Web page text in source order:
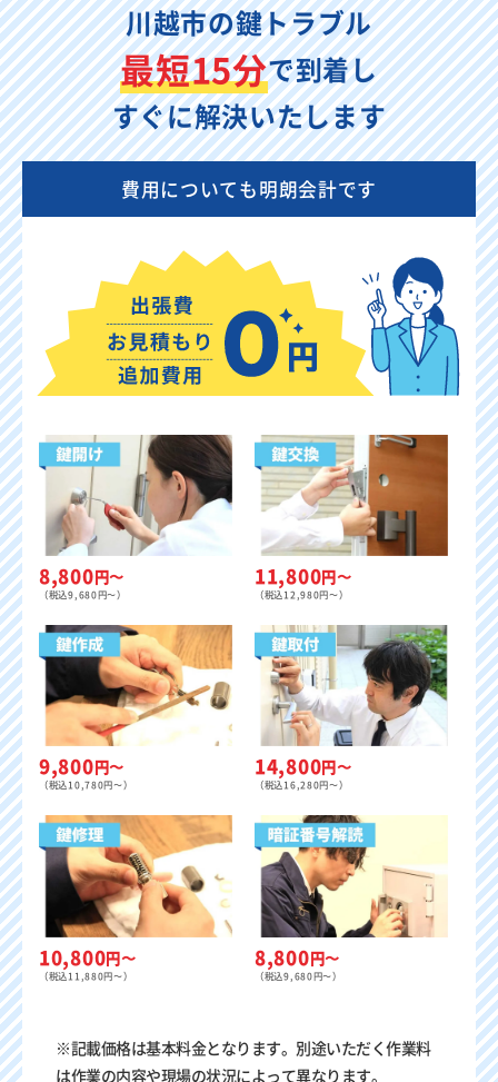
川越市の鍵トラブル
最短15分で到着し
すぐに解決いたします
費用についても明朗会計です
8,800円〜
（税込9,680円〜）
11,800円〜
（税込12,980円〜）
9,800円〜
（税込10,780円〜）
14,800円〜
（税込16,280円〜）
10,800円〜
（税込11,880円〜）
8,800円〜
（税込9,680円〜）
※記載価格は基本料金となります。別途いただく作業料
は作業の内容や現場の状況によって異なります。